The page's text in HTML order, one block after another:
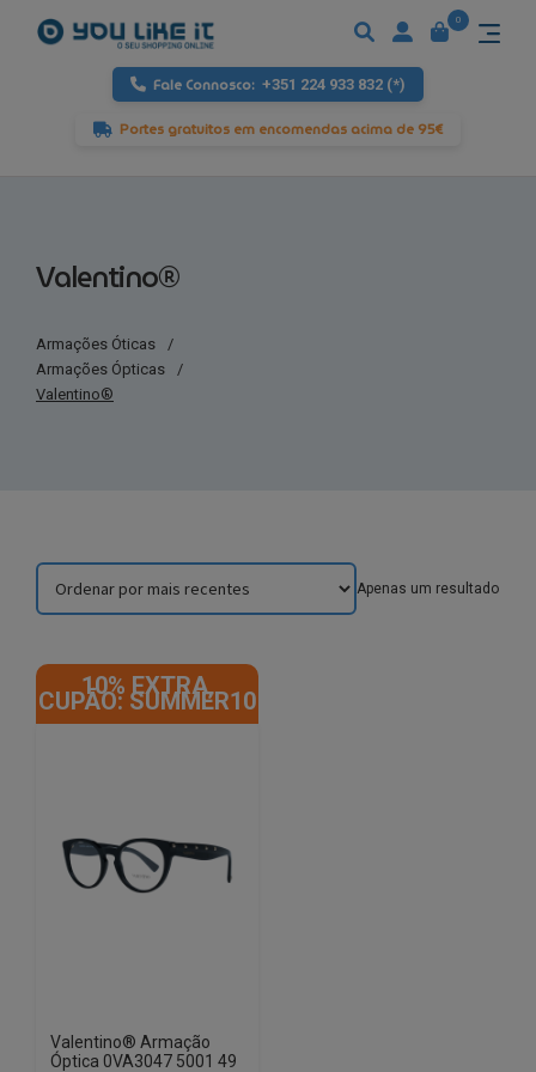
Fale Connosco: +351 224 933 832 (*)
Portes gratuitos em encomendas acima de 95€
0
Valentino®
Armações Óticas
/
Armações Ópticas
/
Valentino®
Apenas um resultado
10% EXTRA,
CUPÃO: SUMMER10
Valentino® Armação
Óptica 0VA3047 5001 49